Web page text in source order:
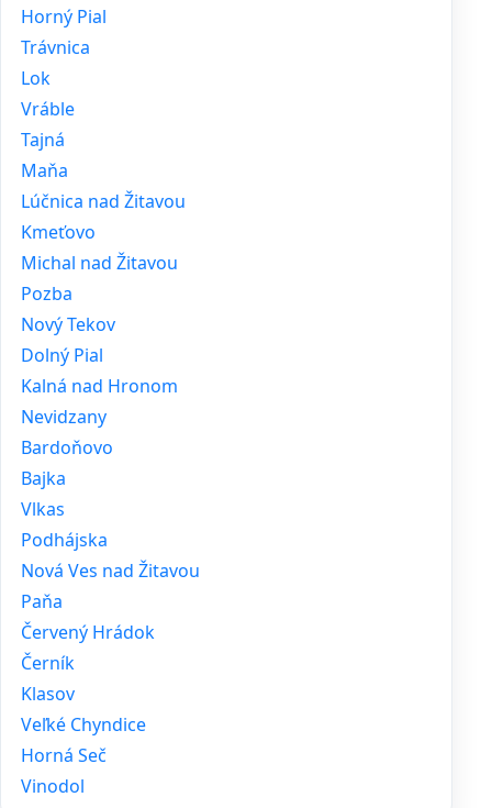
Horný Pial
Trávnica
Lok
Vráble
Tajná
Maňa
Lúčnica nad Žitavou
Kmeťovo
Michal nad Žitavou
Pozba
Nový Tekov
Dolný Pial
Kalná nad Hronom
Nevidzany
Bardoňovo
Bajka
Vlkas
Podhájska
Nová Ves nad Žitavou
Paňa
Červený Hrádok
Černík
Klasov
Veľké Chyndice
Horná Seč
Vinodol